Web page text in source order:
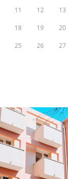
11 12 13
18 19 20
25 26 27